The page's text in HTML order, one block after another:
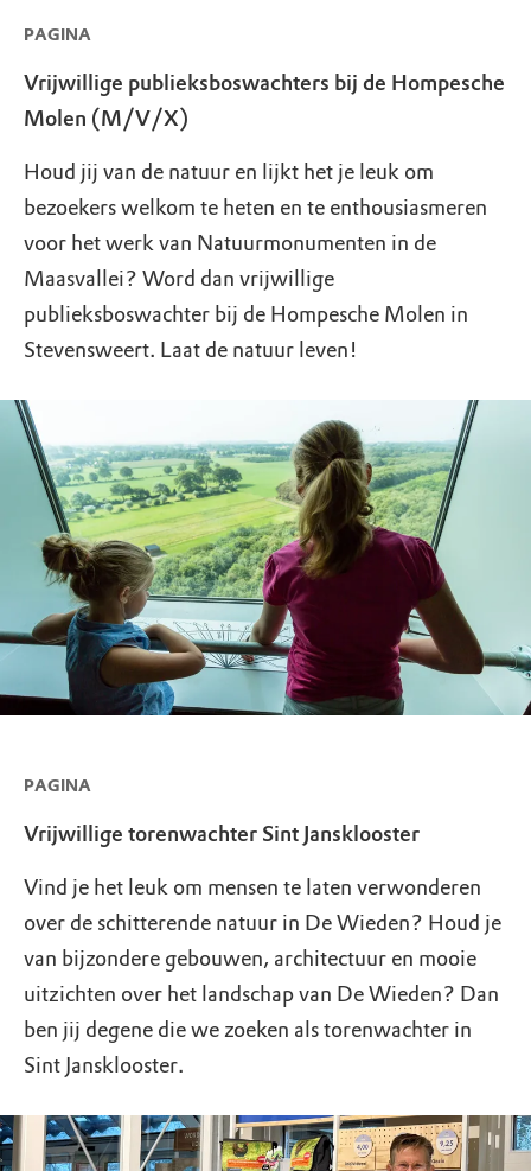
PAGINA
Vrijwillige publieksboswachters bij de Hompesche
Molen (M/V/X)
Houd jij van de natuur en lijkt het je leuk om
bezoekers welkom te heten en te enthousiasmeren
voor het werk van Natuurmonumenten in de
Maasvallei? Word dan vrijwillige
publieksboswachter bij de Hompesche Molen in
Stevensweert. Laat de natuur leven!
PAGINA
Vrijwillige torenwachter Sint Jansklooster
Vind je het leuk om mensen te laten verwonderen
over de schitterende natuur in De Wieden? Houd je
van bijzondere gebouwen, architectuur en mooie
uitzichten over het landschap van De Wieden? Dan
ben jij degene die we zoeken als torenwachter in
Sint Jansklooster.